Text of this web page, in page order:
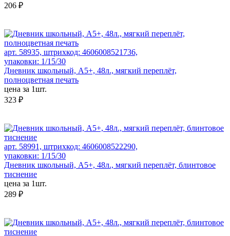
206 ₽
арт. 58935, штрихкод: 4606008521736,
упаковки: 1/15/30
Дневник школьный, А5+, 48л., мягкий переплёт,
полноцветная печать
цена за 1шт.
323 ₽
арт. 58991, штрихкод: 4606008522290,
упаковки: 1/15/30
Дневник школьный, А5+, 48л., мягкий переплёт, блинтовое
тиснение
цена за 1шт.
289 ₽